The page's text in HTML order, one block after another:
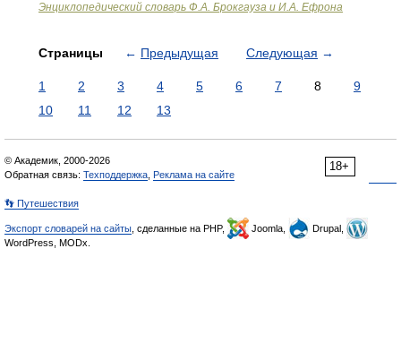
Энциклопедический словарь Ф.А. Брокгауза и И.А. Ефрона
Страницы ← Предыдущая Следующая →
1 2 3 4 5 6 7 8
9
10
11 12 13
18+
© Академик, 2000-2026
Обратная связь: Техподдержка Реклама на сайте
👣 Путешествия
Экспорт словарей на сайты , сделанные на PHP, Joomla,
Drupal,
WordPress, MODx.